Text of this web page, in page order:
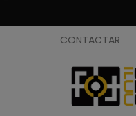
CONTACTAR